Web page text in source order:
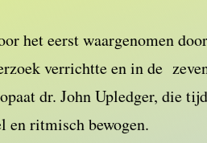
het eerst waargenomen
verrichtte en in de
dr. John Upledger, die
en ritmisch bewogen.